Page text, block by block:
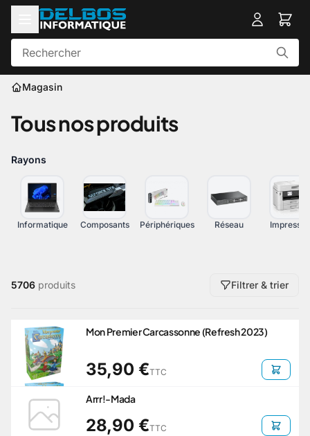
Magasin
Tous nos produits
Rayons
Informatique Composants Périphériques Réseau
5706 produits Filtrer & trier
Mon Premier Carcassonne (Refresh 2023)
35,90 €TTC
Arrr!-Mada
28,90 €TTC